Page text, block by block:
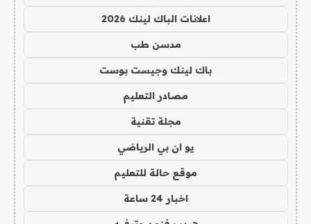
اعلانات الباك لينك 2026
مدسن طب
باك لينك وجيست بوست
مصادر التعليم
مجلة تقنية
يو ان بي الرياضي
موقع حالة للتعليم
اخبار 24 ساعة